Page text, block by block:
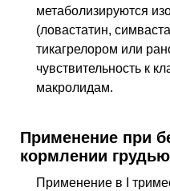
метаболизируются
(ловастатин,
тикагрелором или
чувствительность к
макролидам.
Применение при
кормлении грудью
Применение в I